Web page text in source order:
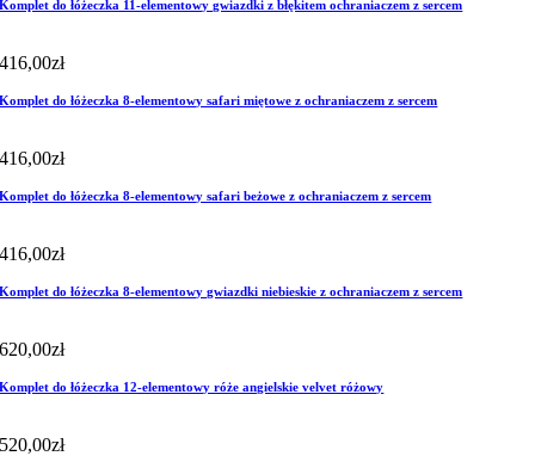
Komplet do łóżeczka 11-elementowy gwiazdki z błękitem ochraniaczem z sercem
416,00zł
Komplet do łóżeczka 8-elementowy safari miętowe z ochraniaczem z sercem
416,00zł
Komplet do łóżeczka 8-elementowy safari beżowe z ochraniaczem z sercem
416,00zł
Komplet do łóżeczka 8-elementowy gwiazdki niebieskie z ochraniaczem z sercem
620,00zł
Komplet do łóżeczka 12-elementowy róże angielskie velvet różowy
520,00zł